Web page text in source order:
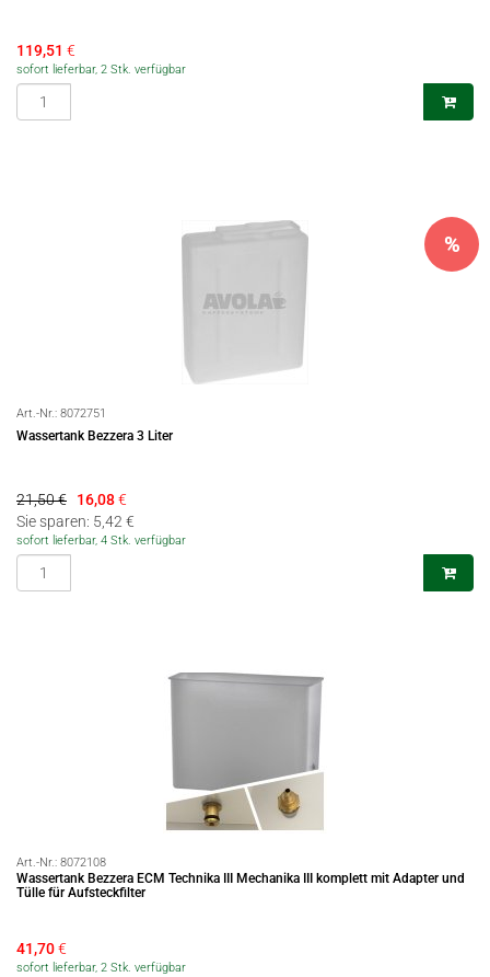
119,51 €
sofort lieferbar, 2 Stk. verfügbar
Art.-Nr.: 8072751
Wassertank Bezzera 3 Liter
%
21,50 € 16,08€
Sie sparen: 5,42 €
sofort lieferbar, 4 Stk. verfügbar
Art.-Nr.: 8072108
Wassertank Bezzera ECM Technika III Mechanika III komplett mit Adapter und
Tülle für Aufsteckfilter
41,70€
sofort lieferbar, 2 Stk. verfügbar